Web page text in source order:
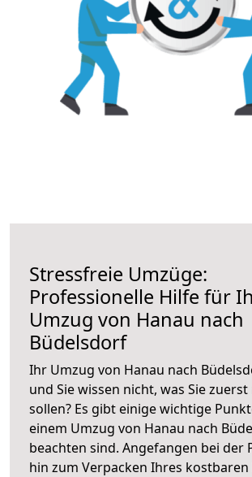
Stressfreie Umzüge:
Professionelle Hilfe für
Umzug von Hanau nach
Büdelsdorf
Ihr Umzug von Hanau nach
und Sie wissen nicht, was Sie
sollen? Es gibt einige wichtige
einem Umzug von Hanau nach
beachten sind. Angefangen bei der
hin zum Verpacken Ihres kostbaren